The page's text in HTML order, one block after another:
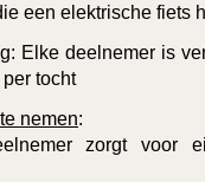
een elektrische fiets
: Elke deelnemer is
tocht
nemen:
zorgt voor